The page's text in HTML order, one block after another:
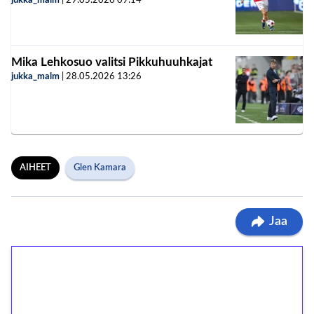
Mika Lehkosuo valitsi Pikkuhuuhkajat
jukka_malm 28.05.2026 13:26
AIHEET Glen Kamara
Jaa